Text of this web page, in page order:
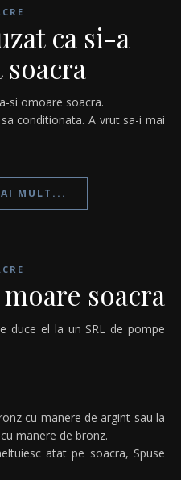
ca si-a
si omoare soacra.
conditionata. A vrut sa-i mai
MULT...
soacra
cu manere de argint sau la
manere de bronz.
atat pe soacra, Spuse